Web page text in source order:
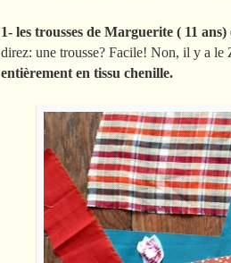
1- les trousses de Marguerite ( 11
direz: une trousse? Facile! Non, il y a le
entièrement en tissu chenille.